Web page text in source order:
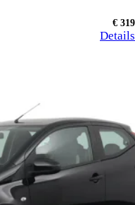
€ 319
Details